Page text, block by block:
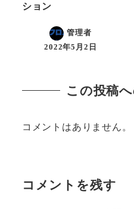
ション
管理者
2022年5月2日
この投稿
コメントはありません。
コメントを残す